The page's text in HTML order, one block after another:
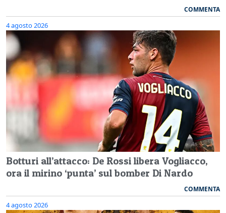
COMMENTA
4 agosto 2026
Botturi all’attacco: De Rossi libera Vogliacco,
ora il mirino ‘punta’ sul bomber Di Nardo
COMMENTA
4 agosto 2026